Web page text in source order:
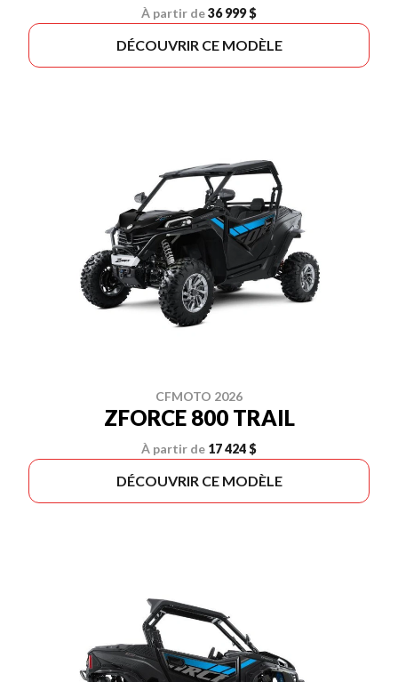
À partir de36 999 $
DÉCOUVRIR CE MODÈLE
CFMOTO 2026
ZFORCE 800 TRAIL
À partir de 17 424 $
DÉCOUVRIR CE MODÈLE